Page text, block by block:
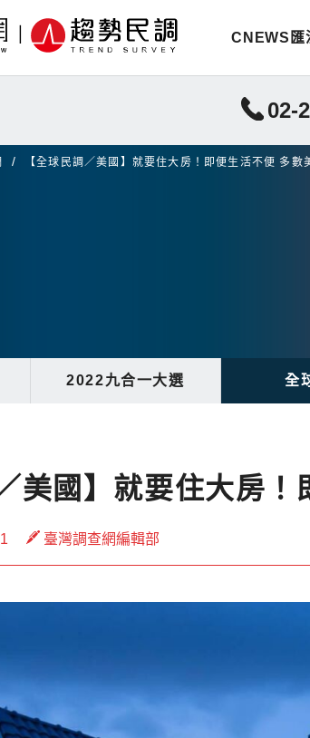
CNEWS匯
02-
【全球民調／美國】就要住大房！即便生活不便 多數
2022九合一大選 全
美國】就要住大房
臺灣調查網編輯部